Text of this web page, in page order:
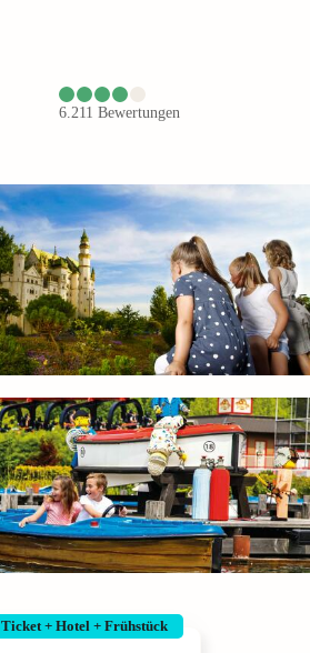
6.211 Bewertungen
Ticket + Hotel + Frühstück